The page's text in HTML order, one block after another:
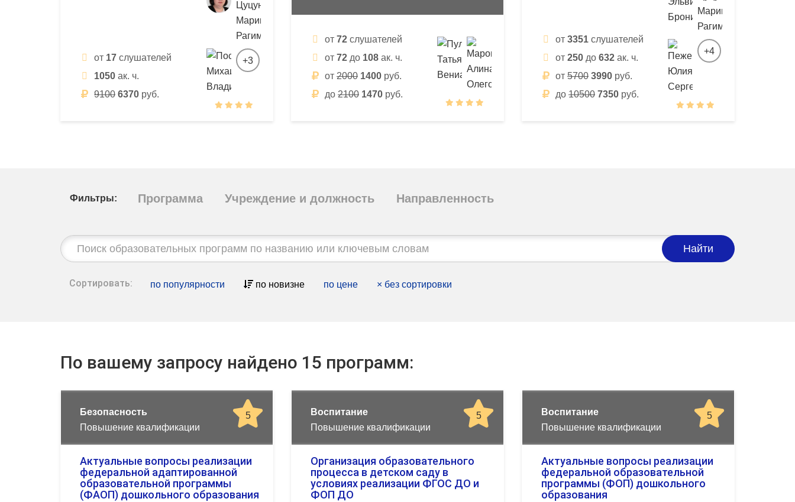
от 17 слушателей
1050 ак. ч.
9100 6370 руб.
+3
от 72 слушателей
от 72 до 108 ак. ч.
от 2000 1400 руб.
до 2100 1470 руб.
от 3351 слушателей
от 250 до 632 ак. ч.
от 5700 3990 руб.
до 10500 7350 руб.
+4
Фильтры: Программа Учреждение и должность Направленность
Строка
поиска:
Найти
Сортировать: по популярности по новизне по цене × без сортировки
По вашему запросу найдено 15 программ:
5
Безопасность
Повышение квалификации
Актуальные вопросы реализации
федеральной адаптированной
образовательной программы
(ФАОП) дошкольного образования
5
Воспитание
Повышение квалификации
Организация образовательного
процесса в детском саду в
условиях реализации ФГОС ДО и
ФОП ДО
5
Воспитание
Повышение квалификации
Актуальные вопросы реализации
федеральной образовательной
программы (ФОП) дошкольного
образования